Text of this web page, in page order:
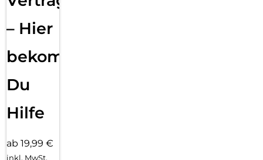
– Hier
bekommst
Du
Hilfe
ab 19,99 €
inkl. MwSt.